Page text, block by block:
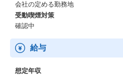
会社の定める勤務地
受動喫煙対策
確認中
給与
想定年収